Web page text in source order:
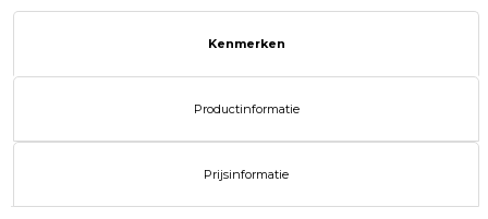
Kenmerken
Productinformatie
Prijsinformatie